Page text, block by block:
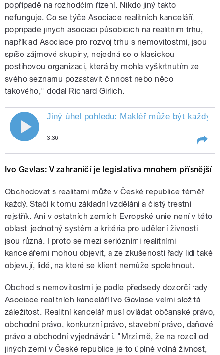
popřípadě na rozhodčím řízení. Nikdo jiný takto
nefunguje. Co se týče Asociace realitních kanceláří,
popřípadě jiných asociací působících na realitním trhu,
například Asociace pro rozvoj trhu s nemovitostmi, jsou
spíše zájmové skupiny, nejedná se o klasickou
postihovou organizaci, která by mohla vyškrtnutím ze
svého seznamu pozastavit činnost nebo něco
takového," dodal Richard Girlich.
pause
Jiný úhel pohledu: Makléř může být každý,
3:36
být každý, je to
Ivo Gavlas: V zahraničí je legislativa mnohem přísnější
Obchodovat s realitami může v České republice téměř
každý. Stačí k tomu základní vzdělání a čistý trestní
rejstřík. Ani v ostatních zemích Evropské unie není v této
oblasti jednotný systém a kritéria pro udělení živnosti
jsou různá. I proto se mezi seriózními realitními
kancelářemi mohou objevit, a ze zkušeností řady lidí také
objevují, lidé, na které se klient nemůže spolehnout.
Obchod s nemovitostmi je podle předsedy dozorčí rady
Asociace realitních kanceláří Ivo Gavlase velmi složitá
záležitost. Realitní kancelář musí ovládat občanské právo,
obchodní právo, konkurzní právo, stavební právo, daňové
právo a obchodní vyjednávání. "Mrzí mě, že na rozdíl od
jiných zemí v České republice je to úplně volná živnost,